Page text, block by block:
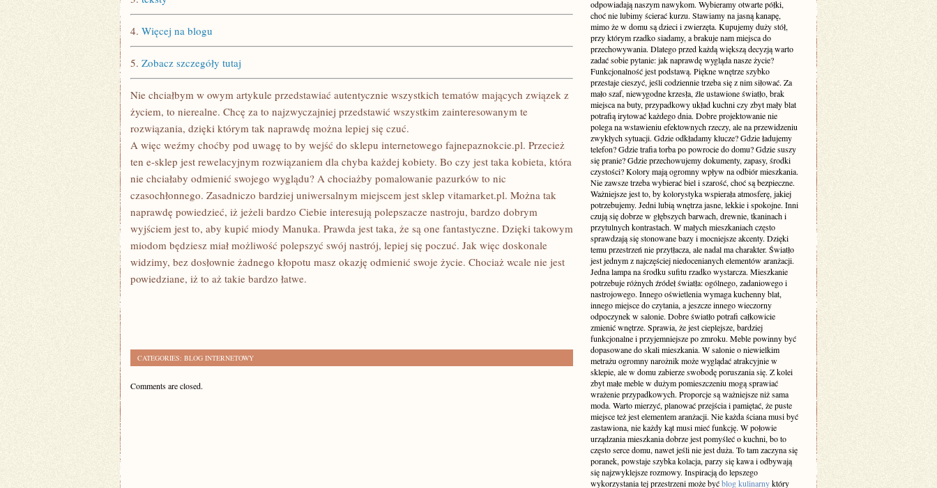
4. Więcej na blogu
5. Zobacz szczegóły tutaj
Nie chciałbym w owym artykule przedstawiać autentycznie wszystkich tematów mających związek z
życiem, to nierealne. Chcę za to najzwyczajniej przedstawić wszystkim zainteresowanym te
rozwiązania, dzięki którym tak naprawdę można lepiej się czuć.
A więc weźmy choćby pod uwagę to by wejść do sklepu internetowego fajnepaznokcie.pl. Przecież
ten e-sklep jest rewelacyjnym rozwiązaniem dla chyba każdej kobiety. Bo czy jest taka kobieta, która
nie chciałaby odmienić swojego wyglądu? A chociażby pomalowanie pazurków to nic
czasochłonnego. Zasadniczo bardziej uniwersalnym miejscem jest sklep vitamarket.pl. Można tak
naprawdę powiedzieć, iż jeżeli bardzo Ciebie interesują polepszacze nastroju, bardzo dobrym
wyjściem jest to, aby kupić miody Manuka. Prawda jest taka, że są one fantastyczne. Dzięki takowym
miodom będziesz miał możliwość polepszyć swój nastrój, lepiej się poczuć. Jak więc doskonale
widzimy, bez dosłownie żadnego kłopotu masz okazję odmienić swoje życie. Chociaż wcale nie jest
powiedziane, iż to aż takie bardzo łatwe.
CATEGORIES: BLOG INTERNETOWY
Comments are closed.
odpowiadają naszym nawykom. Wybieramy otwarte półki,
choć nie lubimy ścierać kurzu. Stawiamy na jasną kanapę,
mimo że w domu są dzieci i zwierzęta. Kupujemy duży stół,
przy którym rzadko siadamy, a brakuje nam miejsca do
przechowywania. Dlatego przed każdą większą decyzją warto
zadać sobie pytanie: jak naprawdę wygląda nasze życie?
Funkcjonalność jest podstawą. Piękne wnętrze szybko
przestaje cieszyć, jeśli codziennie trzeba się z nim siłować. Za
mało szaf, niewygodne krzesła, źle ustawione światło, brak
miejsca na buty, przypadkowy układ kuchni czy zbyt mały blat
potrafią irytować każdego dnia. Dobre projektowanie nie
polega na wstawieniu efektownych rzeczy, ale na przewidzeniu
zwykłych sytuacji. Gdzie odkładamy klucze? Gdzie ładujemy
telefon? Gdzie trafia torba po powrocie do domu? Gdzie suszy
się pranie? Gdzie przechowujemy dokumenty, zapasy, środki
czystości? Kolory mają ogromny wpływ na odbiór mieszkania.
Nie zawsze trzeba wybierać biel i szarość, choć są bezpieczne.
Ważniejsze jest to, by kolorystyka wspierała atmosferę, jakiej
potrzebujemy. Jedni lubią wnętrza jasne, lekkie i spokojne. Inni
czują się dobrze w głębszych barwach, drewnie, tkaninach i
przytulnych kontrastach. W małych mieszkaniach często
sprawdzają się stonowane bazy i mocniejsze akcenty. Dzięki
temu przestrzeń nie przytłacza, ale nadal ma charakter. Światło
jest jednym z najczęściej niedocenianych elementów aranżacji.
Jedna lampa na środku sufitu rzadko wystarcza. Mieszkanie
potrzebuje różnych źródeł światła: ogólnego, zadaniowego i
nastrojowego. Innego oświetlenia wymaga kuchenny blat,
innego miejsce do czytania, a jeszcze innego wieczorny
odpoczynek w salonie. Dobre światło potrafi całkowicie
zmienić wnętrze. Sprawia, że jest cieplejsze, bardziej
funkcjonalne i przyjemniejsze po zmroku. Meble powinny być
dopasowane do skali mieszkania. W salonie o niewielkim
metrażu ogromny narożnik może wyglądać atrakcyjnie w
sklepie, ale w domu zabierze swobodę poruszania się. Z kolei
zbyt małe meble w dużym pomieszczeniu mogą sprawiać
wrażenie przypadkowych. Proporcje są ważniejsze niż sama
moda. Warto mierzyć, planować przejścia i pamiętać, że puste
miejsce też jest elementem aranżacji. Nie każda ściana musi być
zastawiona, nie każdy kąt musi mieć funkcję. W połowie
urządzania mieszkania dobrze jest pomyśleć o kuchni, bo to
często serce domu, nawet jeśli nie jest duża. To tam zaczyna się
poranek, powstaje szybka kolacja, parzy się kawa i odbywają
się najzwyklejsze rozmowy. Inspiracją do lepszego
wykorzystania tej przestrzeni może byćblog kulinarnyktóry